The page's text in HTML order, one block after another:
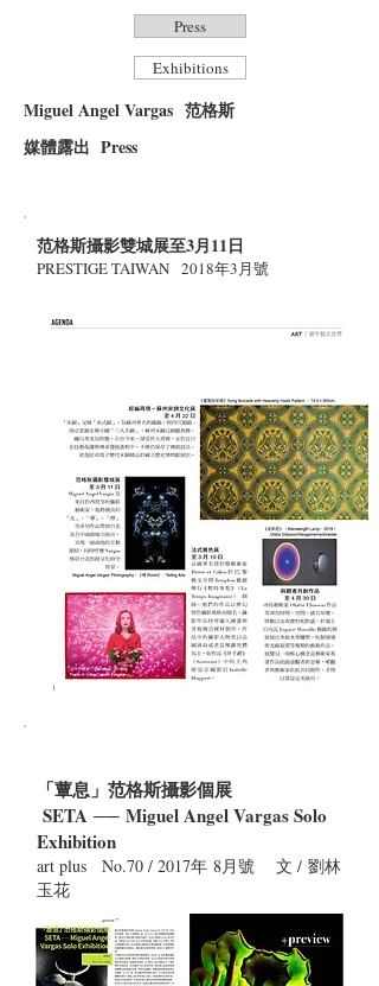
「蕈息」范格斯攝影個展
SETA ── Miguel Angel Vargas Solo
Exhibition
art plus No.70 / 2017年 8月號 文 / 劉林
玉花
媒體露出 Press
Press
Miguel Angel Vargas ​范格斯
范格斯攝影雙城展至3月11日
PRESTIGE TAIWAN 2018年3月號
Exhibitions